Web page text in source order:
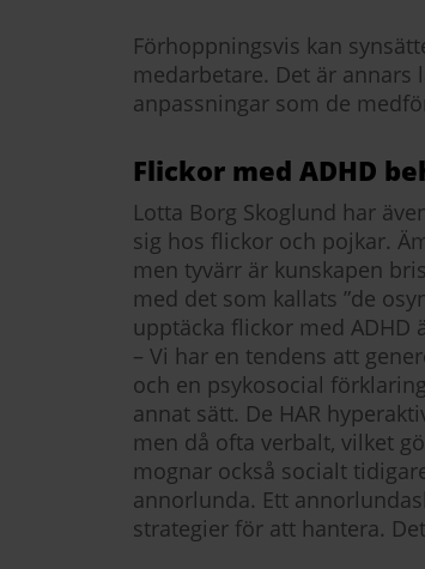
Förhoppningsvis kan
medarbetare. Det är annars
anpassningar som de
Flickor med ADHD
Lotta Borg Skoglund har
sig hos flickor och pojkar.
men tyvärr är kunskapen
med det som kallats ”de
upptäcka flickor med ADHD
– Vi har en tendens att
och en psykosocial
annat sätt. De HAR
men då ofta verbalt, vilket
mognar också socialt
annorlunda. Ett
strategier för att hantera.